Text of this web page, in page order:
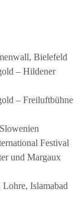
Bielefeld
– Hildener
– Freiluftbühne
Festival
und Margaux
Islamabad